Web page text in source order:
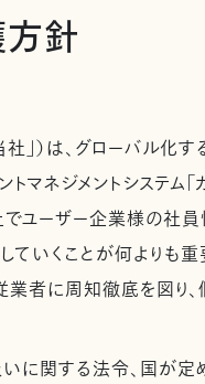
針
」）は、グローバル化
トマネジメントシステ
でユーザー企業様の社
ていくことが何よりも
業者に周知徹底を図り
に関する法令、国が